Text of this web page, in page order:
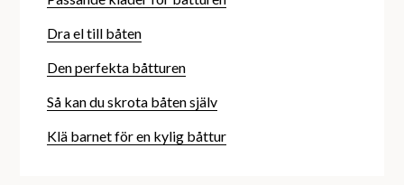
Dra el till båten
Den perfekta båtturen
Så kan du skrota båten själv
Klä barnet för en kylig båttur